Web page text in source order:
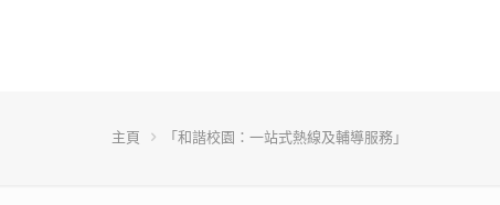
主頁 「和諧校園：一站式熱線及輔導服務」